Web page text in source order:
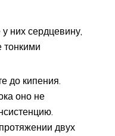
них сердцевину,
тонкими
до кипения.
оно не
двух